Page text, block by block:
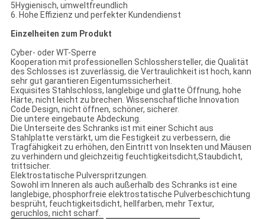
5Hygienisch, umweltfreundlich
6. Hohe Effizienz und perfekter Kundendienst
Einzelheiten zum Produkt
Cyber- oder WT-Sperre
Kooperation mit professionellen Schlosshersteller, die Qualität
des Schlosses ist zuverlässig, die Vertraulichkeit ist hoch, kann
sehr gut garantieren Eigentumssicherheit.
Exquisites Stahlschloss, langlebige und glatte Öffnung, hohe
Härte, nicht leicht zu brechen. Wissenschaftliche Innovation
Code Design, nicht öffnen, schöner, sicherer.
Die untere eingebaute Abdeckung.
Die Unterseite des Schranks ist mit einer Schicht aus
Stahlplatte verstärkt, um die Festigkeit zu verbessern, die
Tragfähigkeit zu erhöhen, den Eintritt von Insekten und Mäusen
zu verhindern und gleichzeitig feuchtigkeitsdicht,Staubdicht,
trittsicher.
Elektrostatische Pulverspritzungen.
Sowohl im Inneren als auch außerhalb des Schranks ist eine
langlebige, phosphorfreie elektrostatische Pulverbeschichtung
besprüht, feuchtigkeitsdicht, hellfarben, mehr Textur,
geruchlos, nicht scharf.